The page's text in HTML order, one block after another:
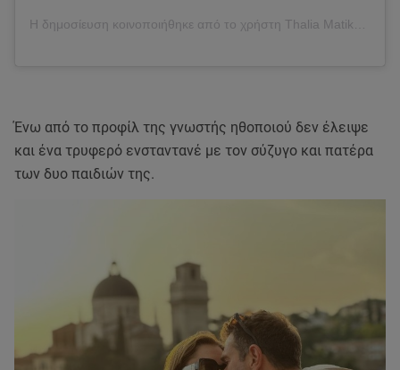
Ένω από το προφίλ της γνωστής ηθοποιού δεν έλειψε
και ένα τρυφερό ενσταντανέ με τον σύζυγο και πατέρα
των δυο παιδιών της.